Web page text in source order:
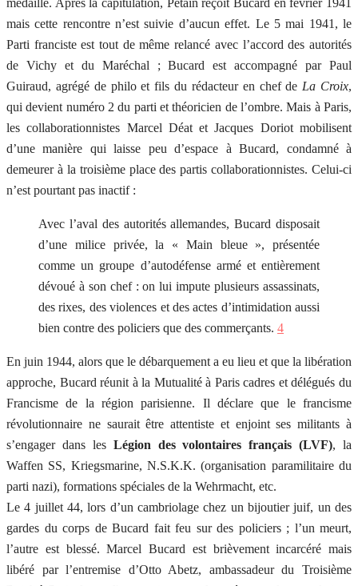
mais cette rencontre n’est suivie d’aucun effet. Le 5 mai 1941, le
Parti franciste est tout de même relancé avec l’accord des autorités
de Vichy et du Maréchal ; Bucard est accompagné par Paul
Guiraud, agrégé de philo et fils du rédacteur en chef de La Croix,
qui devient numéro 2 du parti et théoricien de l’ombre. Mais à Paris,
les collaborationnistes Marcel Déat et Jacques Doriot mobilisent
d’une manière qui laisse peu d’espace à Bucard, condamné à
demeurer à la troisième place des partis collaborationnistes. Celui-ci
n’est pourtant pas inactif :
Avec l’aval des autorités allemandes, Bucard disposait
d’une milice privée, la « Main bleue », présentée
comme un groupe d’autodéfense armé et entièrement
dévoué à son chef : on lui impute plusieurs assassinats,
des rixes, des violences et des actes d’intimidation aussi
bien contre des policiers que des commerçants. 4
En juin 1944, alors que le débarquement a eu lieu et que la libération
approche, Bucard réunit à la Mutualité à Paris cadres et délégués du
Francisme de la région parisienne. Il déclare que le francisme
révolutionnaire ne saurait être attentiste et enjoint ses militants à
s’engager dans les Légion des volontaires français (LVF), la
Waffen SS, Kriegsmarine, N.S.K.K. (organisation paramilitaire du
parti nazi), formations spéciales de la Wehrmacht, etc.
Le 4 juillet 44, lors d’un cambriolage chez un bijoutier juif, un des
gardes du corps de Bucard fait feu sur des policiers ; l’un meurt,
l’autre est blessé. Marcel Bucard est brièvement incarcéré mais
libéré par l’entremise d’Otto Abetz, ambassadeur du Troisième